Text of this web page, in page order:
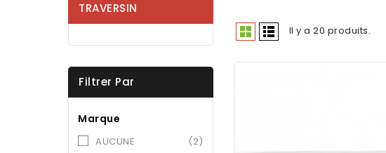
TRAVERSIN
Filtrer Par
Marque
AUCUNE
(2)
Il y a 20 produits.